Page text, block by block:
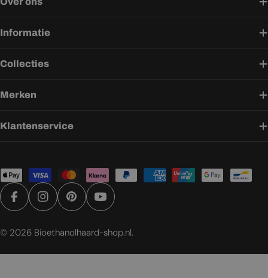
Informatie
Collecties
Merken
Klantenservice
Betaalmethoden
FacebookInstagramPinterestYouTube
© 2026 Bioethanolhaard-shop.nl.